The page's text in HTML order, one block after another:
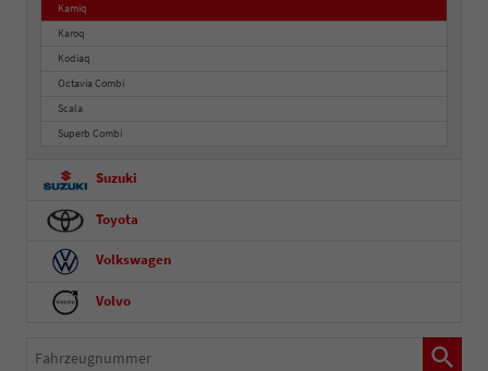
Kamiq
Karoq
Kodiaq
Octavia Combi
Scala
Superb Combi
Suzuki
Toyota
Volkswagen
Volvo
Fahrzeugnummer